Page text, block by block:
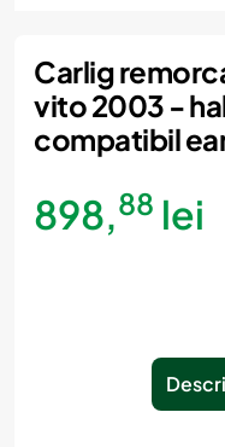
Momentan indisponibil
Carlig
vito 2003 -
compatibil
898,88 lei